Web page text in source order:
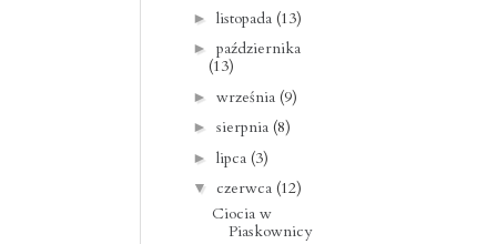
► listopada (13)
► października
(13)
► września (9)
► sierpnia (8)
► lipca (3)
▼ czerwca (12)
Ciocia w
Piaskownicy